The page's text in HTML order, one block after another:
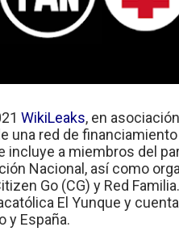
favoritas de Superman
¿Qué es el fascismo?
del nuevo fascismo
WikiLeaks, en
una red de
incluye a miembros del
Nacional, así como
Go (CG) y Red
El Yunque y
y España.